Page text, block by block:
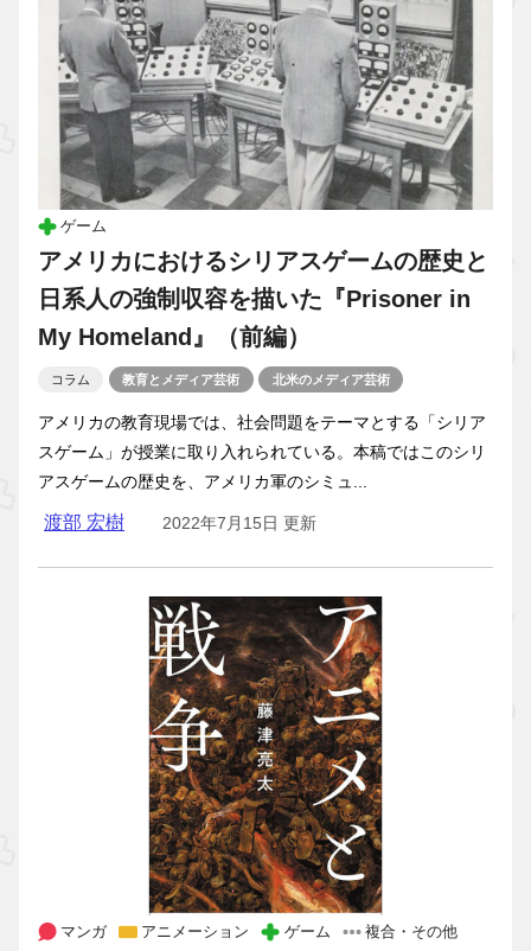
ゲーム
アメリカにおけるシリアスゲームの歴史と
日系人の強制収容を描いた『Prisoner in
My Homeland』（前編）
コラム 教育とメディア芸術 北米のメディア芸術
アメリカの教育現場では、社会問題をテーマとする「シリア
スゲーム」が授業に取り入れられている。本稿ではこのシリ
アスゲームの歴史を、アメリカ軍のシミュ...
渡部 宏樹 2022年7月15日 更新
マンガ アニメーション ゲーム 複合・その他